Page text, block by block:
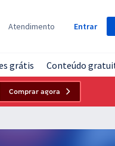
Atendimento Entrar
grátis Conteúdo
Comprar agora